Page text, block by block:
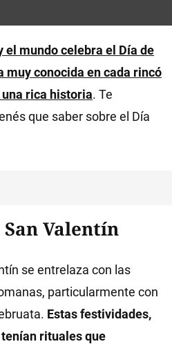
el mundo celebra el Día de
muy conocida en cada rincó
rica historia. Te
que saber sobre el Día
Valentín
se entrelaza con las
particularmente con
Estas festividades,
rituales que